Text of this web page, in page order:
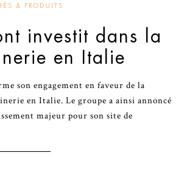
& PRODUITS
investit dans la
en Italie
son engagement en faveur de la
en Italie. Le groupe a ainsi annoncé
majeur pour son site de